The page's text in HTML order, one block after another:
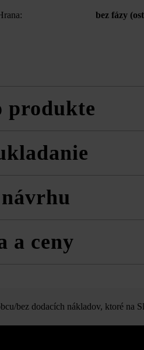
Hrana: bez fázy
produkte
Stavebné tipy/služby.
a ceny
bez dodacích nákladov, ktoré na